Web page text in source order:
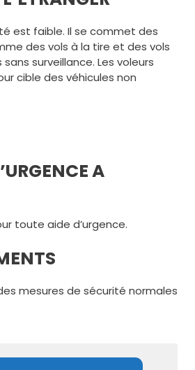
est faible. Il se commet des
des vols à la tire et des vols
surveillance. Les voleurs
cible des véhicules non
A
toute aide d’urgence.
mesures de sécurité normales